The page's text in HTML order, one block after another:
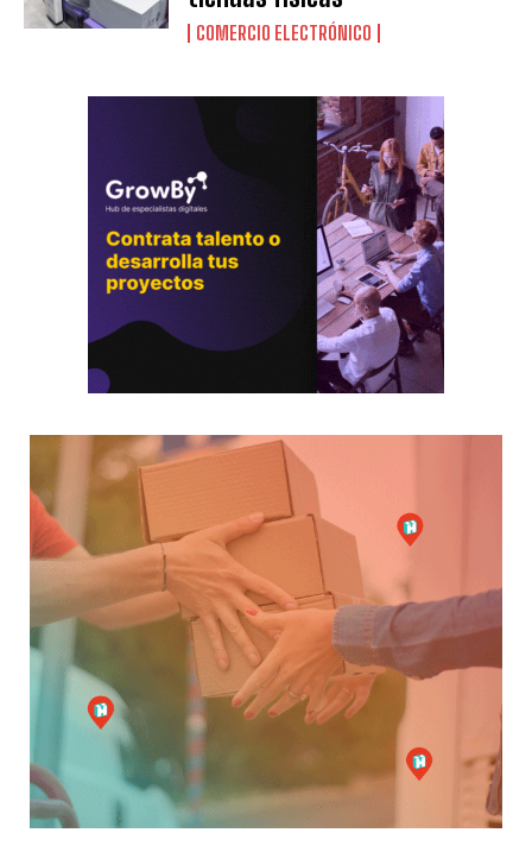
COMERCIO ELECTRÓNICO